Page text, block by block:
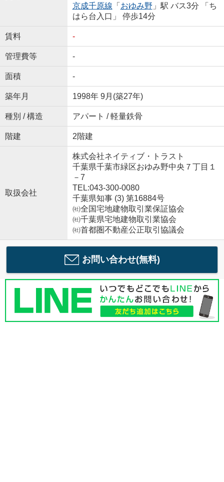
京成千原線 「 おゆみ野 」駅 バス3分 「ち
はら台入口」 停歩14分
賃料 -
管理費等 -
面積 -
築年月 1998年 9月(築27年)
種別 / 構造 アパート / 軽量鉄骨
階建 2階建
取扱会社
株式会社ネイティブ・トラスト
千葉県千葉市緑区おゆみ野中央７丁目１
－7
TEL:043-300-0080
千葉県知事 (3) 第16884号
㈳全国宅地建物取引業保証協会
㈳千葉県宅地建物取引業協会
㈳首都圏不動産公正取引協議会
お問い合わせ(無料)